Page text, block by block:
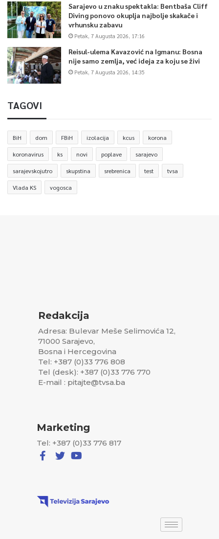
Sarajevo u znaku spektakla: Bentbaša Cliff
Diving ponovo okuplja najbolje skakače i
vrhunsku zabavu
Petak, 7 Augusta 2026, 17:16
Reisul-ulema Kavazović na Igmanu: Bosna
nije samo zemlja, već ideja za koju se živi
Petak, 7 Augusta 2026, 14:35
TAGOVI
BiH dom FBiH izolacija kcus korona
koronavirus ks novi poplave sarajevo
sarajevskojutro skupstina srebrenica test tvsa
Vlada KS vogosca
Redakcija
Adresa: Bulevar Meše Selimovića 12,
71000 Sarajevo,
Bosna i Hercegovina
Tel: +387 (0)33 776 808
Tel (desk): +387 (0)33 776 770
E-mail : pitajte@tvsa.ba
Marketing
Tel: +387 (0)33 776 817